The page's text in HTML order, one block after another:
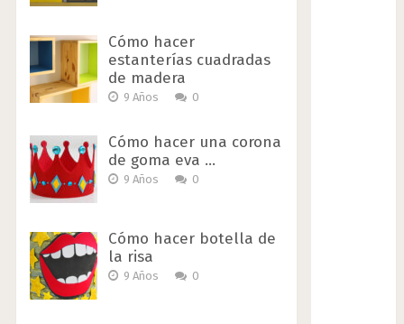
Cómo hacer
estanterías cuadradas
de madera
9 Años 0
Cómo hacer una corona
de goma eva …
9 Años 0
Cómo hacer botella de
la risa
9 Años 0